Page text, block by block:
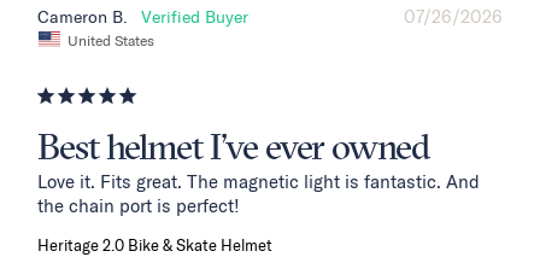
07/26/2026
Cameron B.
United States
Best helmet I’ve ever owned
Love it. Fits great. The magnetic light is fantastic. And
the chain port is perfect!
Heritage 2.0 Bike & Skate Helmet